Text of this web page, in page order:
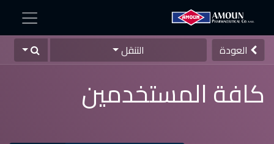
العودة التنقل
كافة المستخدمين